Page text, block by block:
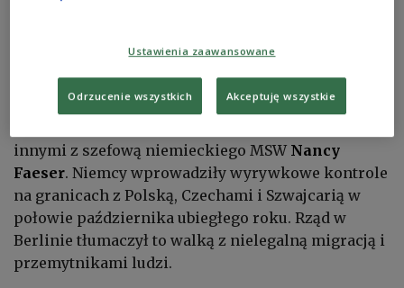
tym porozmawiać” - powiedział szef MSWiA.
Marcin Kierwiński bierze udział w Brukseli w
spotkaniu ministrów spraw wewnętrznych
unijnych krajów. Przy okazji ma również
innymi z szefową niemieckiego MSW Nancy
Faeser. Niemcy wprowadziły wyrywkowe kontrole
na granicach z Polską, Czechami i Szwajcarią w
połowie października ubiegłego roku. Rząd w
Berlinie tłumaczył to walką z nielegalną migracją i
przemytnikami ludzi.
Ustawienia zaawansowane
Odrzucenie wszystkich Akceptuję wszystkie